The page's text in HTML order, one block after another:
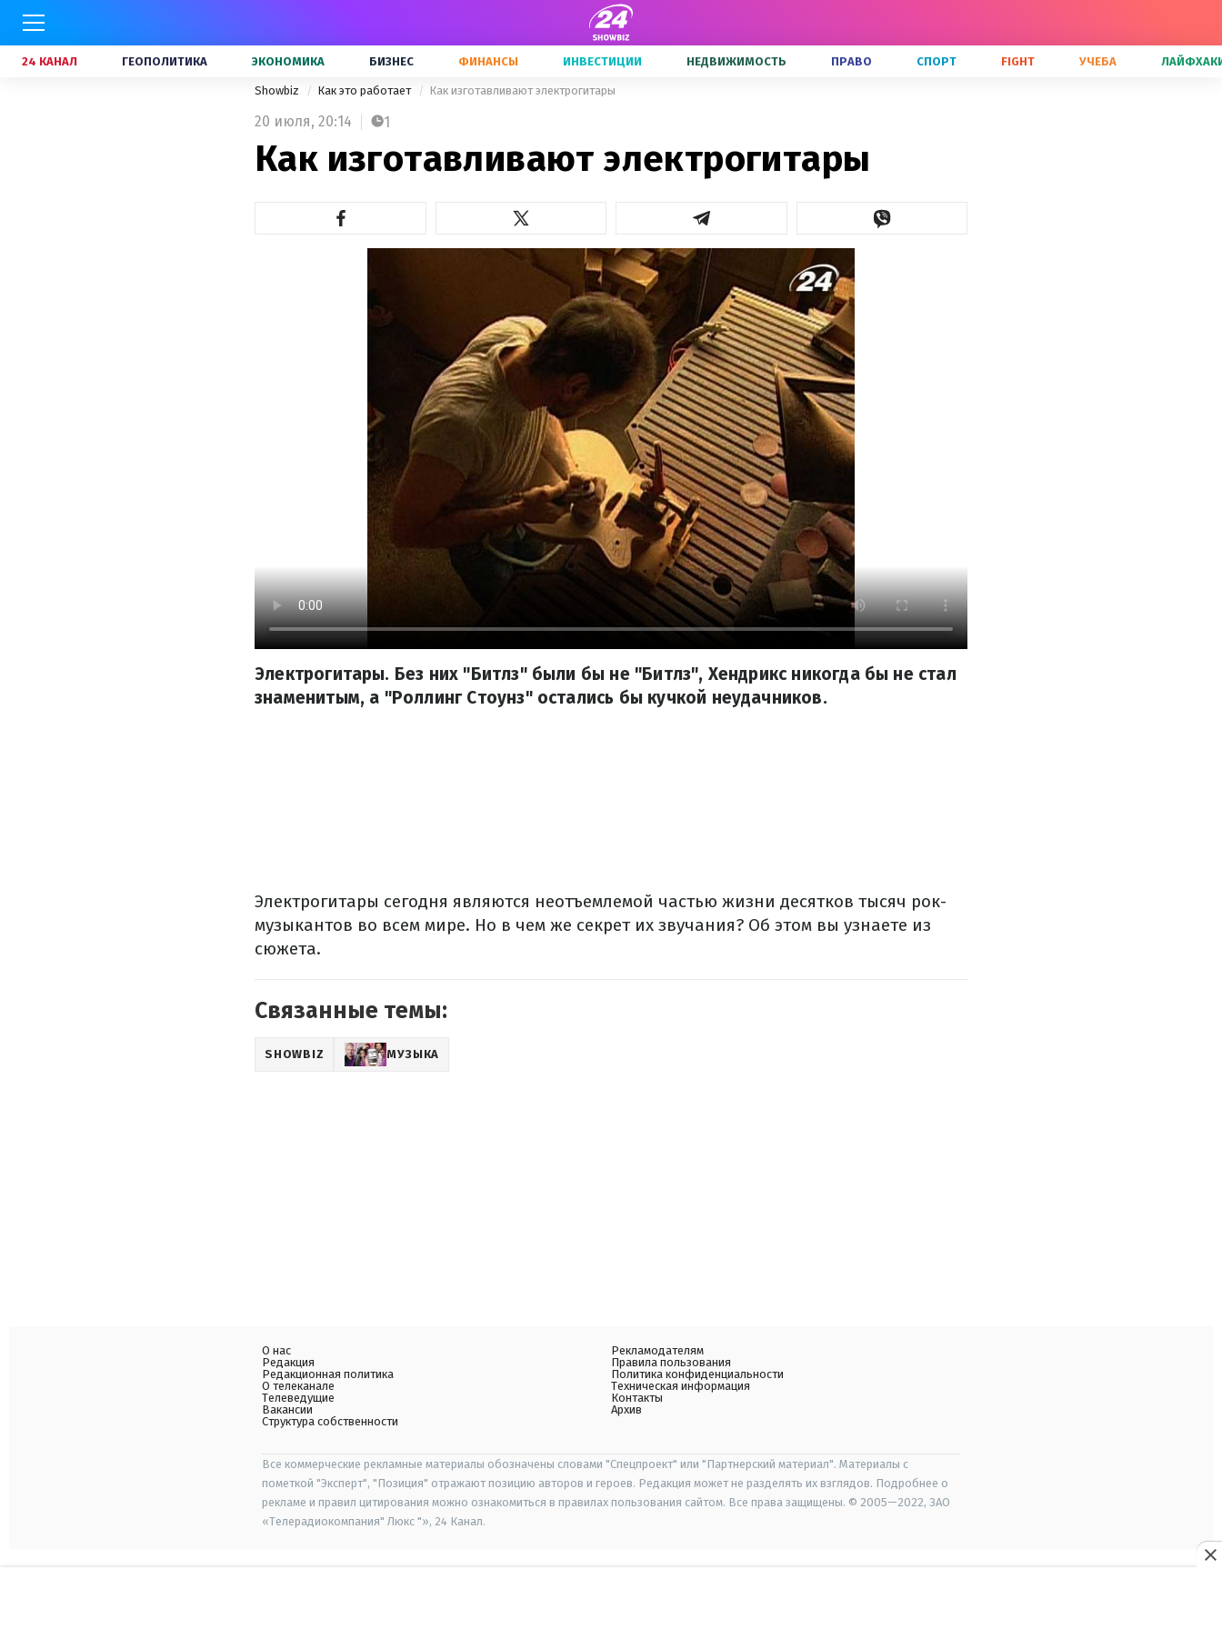
24 КАНАЛ ГЕОПОЛИТИКА ЭКОНОМИКА БИЗНЕС ФИНАНСЫ ИНВЕСТИЦИИ НЕДВИЖИМОСТЬ ПРАВО СПОРТ FIGHT УЧЕБА
Showbiz Как это работает Как изготавливают электрогитары
20 июля, 20:14 1
Как изготавливают электрогитары
Электрогитары. Без них "Битлз" были бы не "Битлз", Хендрикс никогда бы не стал
знаменитым, а "Роллинг Стоунз" остались бы кучкой неудачников.
Электрогитары сегодня являются неотъемлемой частью жизни десятков тысяч рок-
музыкантов во всем мире. Но в чем же секрет их звучания? Об этом вы узнаете из
сюжета.
Связанные темы:
SHOWBIZ МУЗЫКА
О нас
Редакция
Редакционная политика
О телеканале
Телеведущие
Вакансии
Структура собственности
Рекламодателям
Правила пользования
Политика конфиденциальности
Техническая информация
Контакты
Архив
Все коммерческие рекламные материалы обозначены словами "Спецпроект" или "Партнерский материал". Материалы с
пометкой "Эксперт", "Позиция" отражают позицию авторов и героев. Редакция может не разделять их взглядов. Подробнее о
рекламе и правил цитирования можно ознакомиться в правилах пользования сайтом. Все права защищены. © 2005—2022, ЗАО
«Телерадиокомпания" Люкс "», 24 Канал.